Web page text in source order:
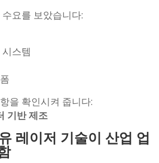
요를 보았습니다:
스템
을 확인시켜 줍니다:
기반 제조
레이저 기술이 산업 업